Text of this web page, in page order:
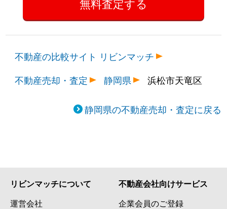
不動産の比較サイト リビンマッチ
不動産売却・査定
静岡県 浜松市天竜区
静岡県の不動産売却・査定に戻る
リビンマッチについて
運営会社
不動産会社向けサービス
企業会員のご登録